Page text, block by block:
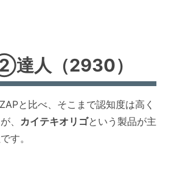
達人（2930）
と比べ、そこまで認知度は高く
、 カイテキオリゴという製品が主
す。